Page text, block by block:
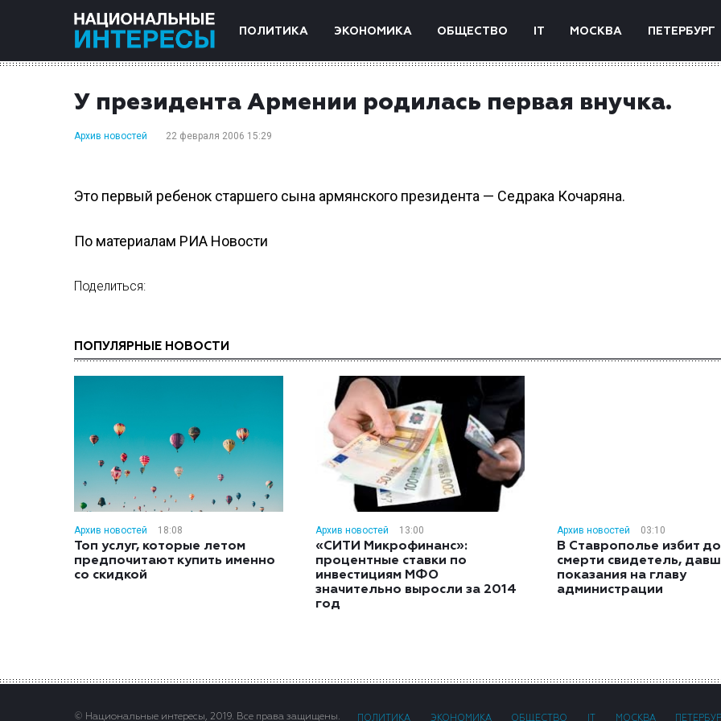
ПОЛИТИКА ЭКОНОМИКА ОБЩЕСТВО IT МОСКВА ПЕТЕРБУРГ
У президента Армении родилась первая внучка.
Архив новостей 22 февраля 2006 15:29
Это первый ребенок старшего сына армянского президента — Седрака Кочаряна.
По материалам РИА Новости
Поделиться:
ПОПУЛЯРНЫЕ НОВОСТИ
Архив новостей 18:08
Топ услуг, которые летом
предпочитают купить именно
со скидкой
Архив новостей 13:00
«СИТИ Микрофинанс»:
процентные ставки по
инвестициям МФО
значительно выросли за 2014
год
Архив новостей 03:10
В Ставрополье избит до
смерти свидетель,
показания на главу
администрации
© Национальные интересы, 2019. Все права защищены. ПОЛИТИКА ЭКОНОМИКА ОБЩЕСТВО МОСКВА